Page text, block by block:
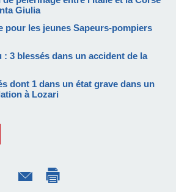
Giulia
pour les jeunes Sapeurs-pompiers
: 3 blessés dans un accident de la
dont 1 dans un état grave dans un
à Lozari